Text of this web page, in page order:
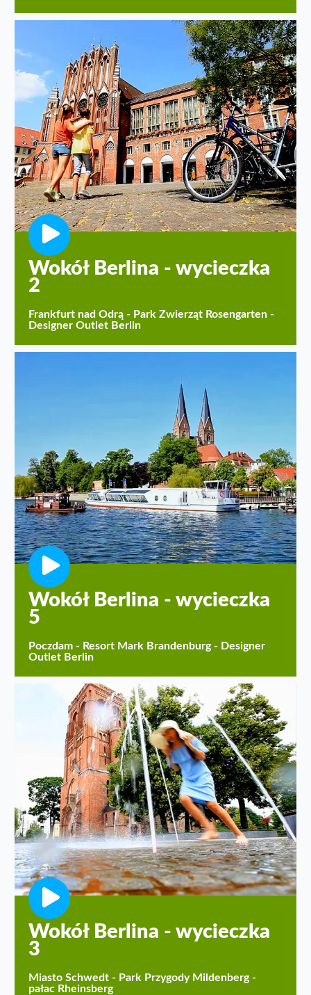
Wokół Berlina - wycieczka
2
Frankfurt nad Odrą - Park Zwierząt Rosengarten -
Designer Outlet Berlin
Wokół Berlina - wycieczka
5
Poczdam - Resort Mark Brandenburg - Designer
Outlet Berlin
Wokół Berlina - wycieczka
3
Miasto Schwedt - Park Przygody Mildenberg -
pałac Rheinsberg